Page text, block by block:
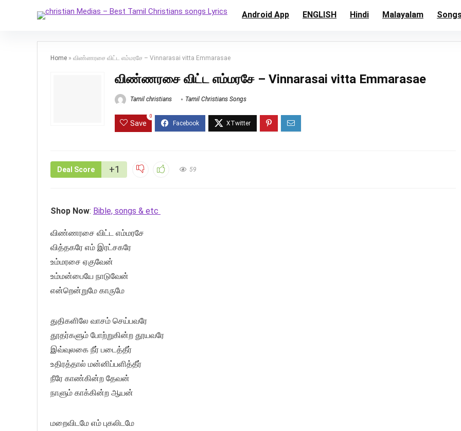
Android App ENGLISH Hindi Malayalam
Home » விண்ணரசை விட்ட எம்மரசே – Vinnarasai vitta Emmarasae
விண்ணரசை விட்ட எம்மரசே – Vinnarasai vitta Emmarasae
Tamil christians Tamil Christians Songs
Save
0
Deal Score +1 59
Shop Now: Bible, songs & etc
விண்ணரசை விட்ட எம்மரசே
வித்தகரே எம் இரட்சகரே
உம்மரசை ஏகுவேன்
உம்மன்பையே நாடுவேன்
என்றென்றுமே காருமே
துதிகளிலே வாசம் செய்பவரே
தூதர்களும் போற்றுகின்ற தூயவரே
இவ்வுலகை நீர் படைத்தீர்
உதிரத்தால் மன்னிப்பளித்தீர்
நீரே காண்கின்ற தேவன்
நாளும் காக்கின்ற ஆயன்
மறைவிடமே எம் புகலிடமே